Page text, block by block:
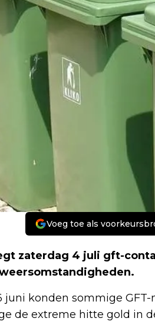
Voeg toe als
zaterdag 4 juli gft-
konden sommige
de extreme hitte gold in